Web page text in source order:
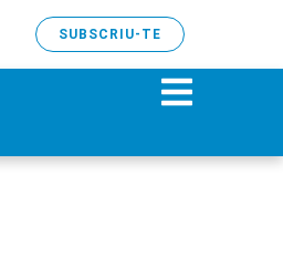
SUBSCRIU-TE